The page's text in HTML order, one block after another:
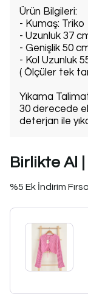
Ürün Bilgileri:
- Kumaş: Triko
- Uzunluk 37
- Genişlik 50
- Kol Uzunluk
( Ölçüler tek
Yıkama
30 derecede
deterjan ile
Birlikte Al |
%5 Ek İndirim